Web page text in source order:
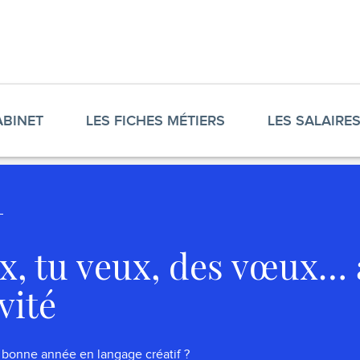
LES FICHES MÉTIERS LES SALAIRES
tu veux, des vœux…
année en langage créatif ?